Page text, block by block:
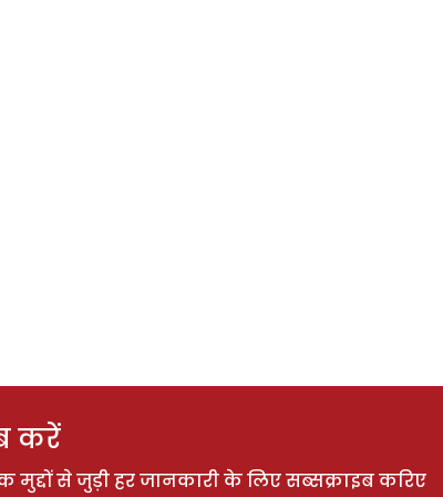
करें
से जुड़ी हर जानकारी के लिए सब्सक्राइब करिए